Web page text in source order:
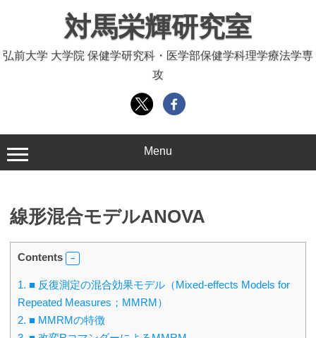
ン
プ
対馬栄輝研究室
弘前大学 大学院 保健学研究科・医学部保健学科理学療法学専
攻
Menu
線形混合モデルANOVA
Contents
1. ■ 反復測定の混合効果モデル（Mixed-effects Models for
Repeated Measures；MMRM）
2. ■ MMRMの特徴